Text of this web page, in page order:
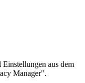
aus dem
Manager".